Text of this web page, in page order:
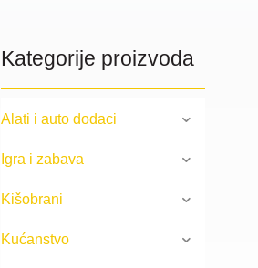
Kategorije proizvoda
Alati i auto dodaci
Igra i zabava
Kišobrani
Kućanstvo